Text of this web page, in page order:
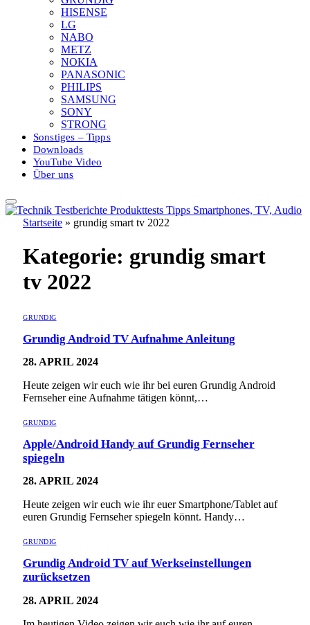
HISENSE
LG
NABO
METZ
NOKIA
PANASONIC
PHILIPS
SAMSUNG
SONY
STRONG
Sonstiges – Tipps
Downloads
YouTube Video
Über uns
Startseite » grundig smart tv 2022
Kategorie: grundig smart
tv 2022
GRUNDIG
Grundig Android TV Aufnahme Anleitung
28. APRIL 2024
Heute zeigen wir euch wie ihr bei euren Grundig Android
Fernseher eine Aufnahme tätigen könnt,…
GRUNDIG
Apple/Android Handy auf Grundig Fernseher
spiegeln
28. APRIL 2024
Heute zeigen wir euch wie ihr euer Smartphone/Tablet auf
euren Grundig Fernseher spiegeln könnt. Handy…
GRUNDIG
Grundig Android TV auf Werkseinstellungen
zurücksetzen
28. APRIL 2024